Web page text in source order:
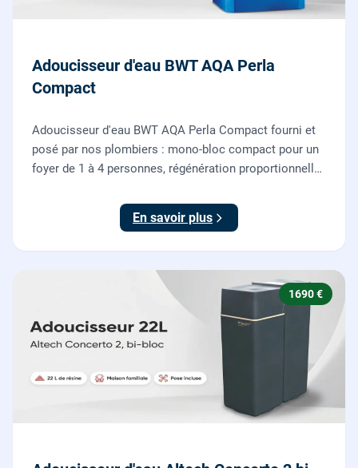
Adoucisseur d'eau BWT AQA Perla
Compact
Adoucisseur d'eau BWT AQA Perla Compact fourni et
posé par nos plombiers : mono-bloc compact pour un
foyer de 1 à 4 personnes, régénération proportionnelle
toute la maison du calcaire.
En savoir plus
1690 €